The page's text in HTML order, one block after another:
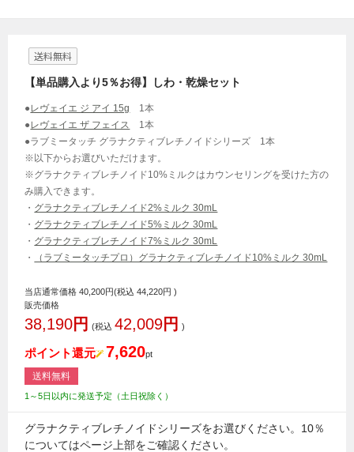
送料無料
【単品購入より5％お得】しわ・乾燥セット
●レヴェイエ ジ アイ 15g 1本
●レヴェイエ ザ フェイス 1本
●ラブミータッチ グラナクティブレチノイドシリーズ 1本
※以下からお選びいただけます。
※グラナクティブレチノイド10%ミルクはカウンセリングを受けた方の
み購入できます。
・ グラナクティブレチノイド2%ミルク 30mL
・ グラナクティブレチノイド5%ミルク 30mL
・ グラナクティブレチノイド7%ミルク 30mL
・
（ラブミータッチプロ）グラナクティブレチノイド10%ミルク 30mL
当店通常価格 40,200円(税込44,220円 )
販売価格
38,190円 (税込42,009円 )
ポイント還元 7,620pt
送料無料
1～5日以内に発送予定（土日祝除く）
グラナクティブレチノイドシリーズをお選びください。10％
についてはページ上部をご確認ください。